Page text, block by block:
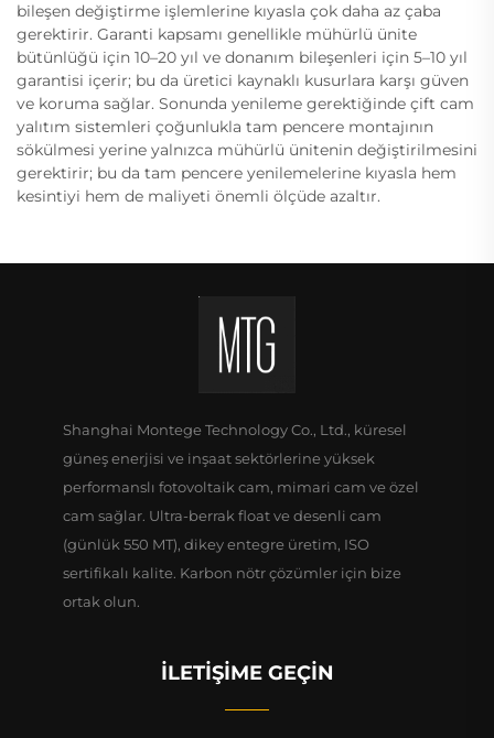
bileşen değiştirme işlemlerine kıyasla çok daha az çaba
gerektirir. Garanti kapsamı genellikle mühürlü ünite
bütünlüğü için 10–20 yıl ve donanım bileşenleri için 5–10 yıl
garantisi içerir; bu da üretici kaynaklı kusurlara karşı güven
ve koruma sağlar. Sonunda yenileme gerektiğinde çift cam
yalıtım sistemleri çoğunlukla tam pencere montajının
sökülmesi yerine yalnızca mühürlü ünitenin değiştirilmesini
gerektirir; bu da tam pencere yenilemelerine kıyasla hem
kesintiyi hem de maliyeti önemli ölçüde azaltır.
Shanghai Montege Technology Co., Ltd., küresel
güneş enerjisi ve inşaat sektörlerine yüksek
performanslı fotovoltaik cam, mimari cam ve özel
cam sağlar. Ultra-berrak float ve desenli cam
(günlük 550 MT), dikey entegre üretim, ISO
sertifikalı kalite. Karbon nötr çözümler için bize
ortak olun.
İLETIŞIME GEÇIN